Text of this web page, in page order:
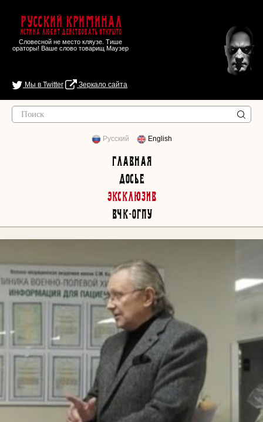
Русский Криминал
Истина любит действовать открыто
Словесной не место кляузе. Тише
ораторы! Ваше слово товарищ Маузер
Мы в Twitter Зеркало сайта
Русский English
Главная
Досье
Эксклюзив
ВЧК-ОГПУ